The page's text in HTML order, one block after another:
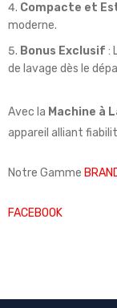
Compacte et
moderne.
Bonus Exclusif :
de lavage dès le
Avec la Machine à
appareil alliant
Notre Gamme
FACEBOOK